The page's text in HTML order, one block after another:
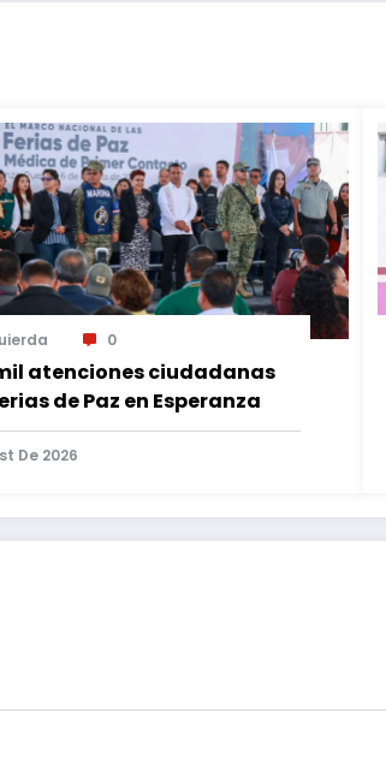
0
atenciones ciudadanas
de Paz en Esperanza
De 2026